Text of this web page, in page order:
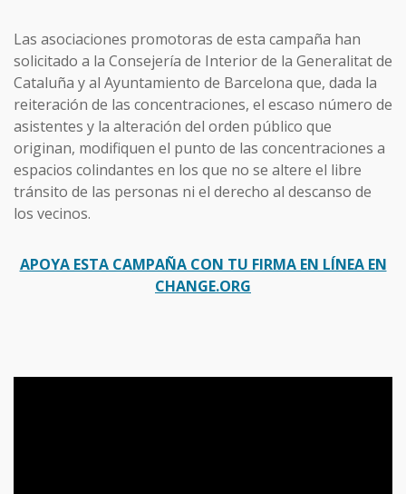
Las asociaciones promotoras de esta campaña han
solicitado a la Consejería de Interior de la Generalitat de
Cataluña y al Ayuntamiento de Barcelona que, dada la
reiteración de las concentraciones, el escaso número de
asistentes y la alteración del orden público que
originan, modifiquen el punto de las concentraciones a
espacios colindantes en los que no se altere el libre
tránsito de las personas ni el derecho al descanso de
los vecinos.
APOYA ESTA CAMPAÑA CON TU FIRMA EN LÍNEA EN
CHANGE.ORG